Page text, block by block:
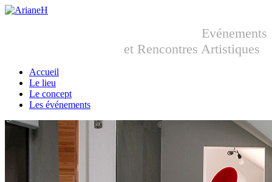
Evénements
et Rencontres Artistiques
Accueil
Le lieu
Le concept
Les événements